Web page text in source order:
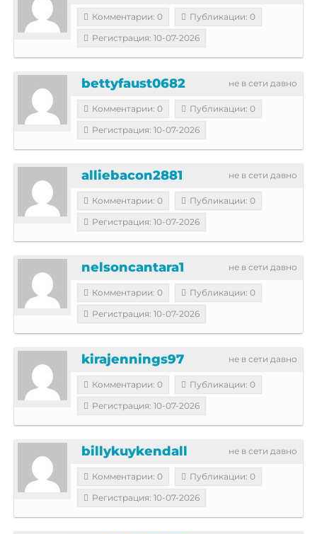
Комментарии: 0
Публикации: 0
Регистрация: 10-07-2026
не в сети давно
bettyfaust0682
Комментарии: 0
Публикации: 0
Регистрация: 10-07-2026
не в сети давно
alliebacon2881
Комментарии: 0
Публикации: 0
Регистрация: 10-07-2026
не в сети давно
nelsoncantara1
Комментарии: 0
Публикации: 0
Регистрация: 10-07-2026
не в сети давно
kirajennings97
Комментарии: 0
Публикации: 0
Регистрация: 10-07-2026
не в сети давно
billykuykendall
Комментарии: 0
Публикации: 0
Регистрация: 10-07-2026